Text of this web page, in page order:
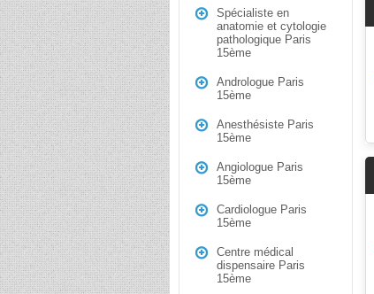
Spécialiste en
anatomie et cytologie
pathologique Paris
15ème
Andrologue Paris
15ème
Anesthésiste Paris
15ème
Angiologue Paris
15ème
Cardiologue Paris
15ème
Centre médical
dispensaire Paris
15ème